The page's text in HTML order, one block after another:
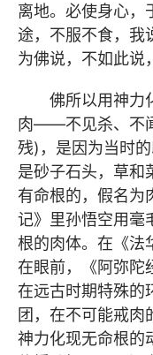
离地。必使身心，
途，不服不食，我
为佛说，不如此说
佛所以用神力化
肉——不见杀、不
残)，是因为当时
是砂子石头，草和
有命根的，假名为
记》里孙悟空用毫
根的肉体。在《法
在眼前，《阿弥陀
在远古时期特殊的
团，在不可能戒肉
神力化现无命根的